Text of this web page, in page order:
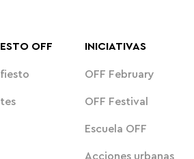
OFF INICIATIVAS
OFF February
OFF Festival
Escuela OFF
Acciones urbanas